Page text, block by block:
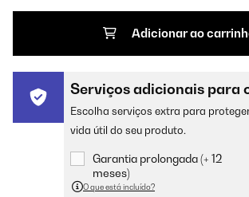
Adicionar ao
Serviços adicionais para
Escolha serviços extra para
vida útil do seu produto.
Garantia prolongada (+ 12
meses)
O que está incluído?